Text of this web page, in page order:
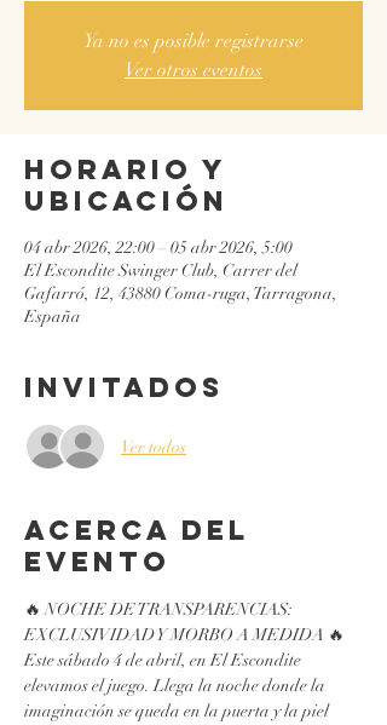
Ya no es posible registrarse
Ver otros eventos
Horario y
ubicación
04 abr 2026, 22:00 – 05 abr 2026, 5:00
El Escondite Swinger Club, Carrer del
Gafarró, 12, 43880 Coma-ruga, Tarragona,
España
Invitados
Ver todos
Acerca del
evento
🔥 NOCHE DE TRANSPARENCIAS:
EXCLUSIVIDAD Y MORBO A MEDIDA 🔥
Este sábado 4 de abril, en El Escondite
elevamos el juego. Llega la noche donde la
imaginación se queda en la puerta y la piel